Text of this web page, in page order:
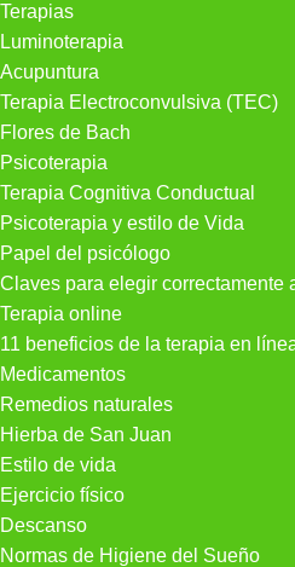
Terapias
Luminoterapia
Acupuntura
Terapia Electroconvulsiva (TEC)
Flores de Bach
Psicoterapia
Terapia Cognitiva Conductual
Psicoterapia y estilo de Vida
Papel del psicólogo
Claves para elegir correctamente
Terapia online
11 beneficios de la terapia en
Medicamentos
Remedios naturales
Hierba de San Juan
Estilo de vida
Ejercicio físico
Descanso
Normas de Higiene del Sueño